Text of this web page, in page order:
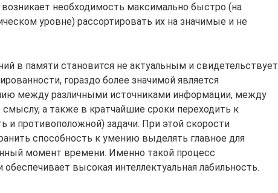
необходимость максимально быстро (на
уровне) рассортировать их на значимые и не
в памяти становится не актуальным и свидетельствует
гораздо более значимой является
между различными источниками информации, между
а также в кратчайшие сроки переходить к
противоположной) задачи. При этой скорости
способность к умению выделять главное для
момент времени. Именно такой процесс
обеспечивает высокая интеллектуальная лабильность.